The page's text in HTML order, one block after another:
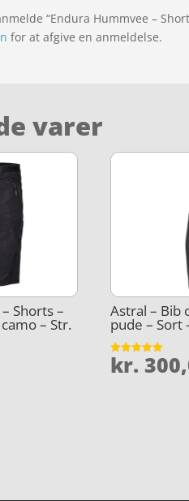
“Endura Hummvee –
for at afgive en anmeldelse.
varer
Shorts –
– Str.
Astral – Bib
pude – Sort
Vurderet
5
kr.